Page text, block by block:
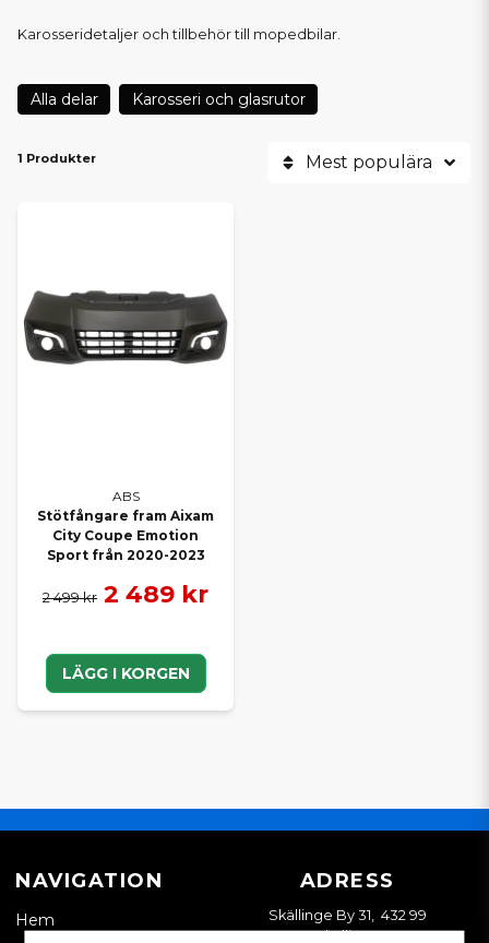
Karosseridetaljer och tillbehör till mopedbilar.
Alla delar Karosseri och glasrutor
1 Produkter Mest populära
ABS
Stötfångare fram Aixam
City Coupe Emotion
Sport från 2020-2023
2 499 kr 2 489 kr
LÄGG I KORGEN
NAVIGATION
Hem
ADRESS
Skällinge By 31, 432 99
Skällinge